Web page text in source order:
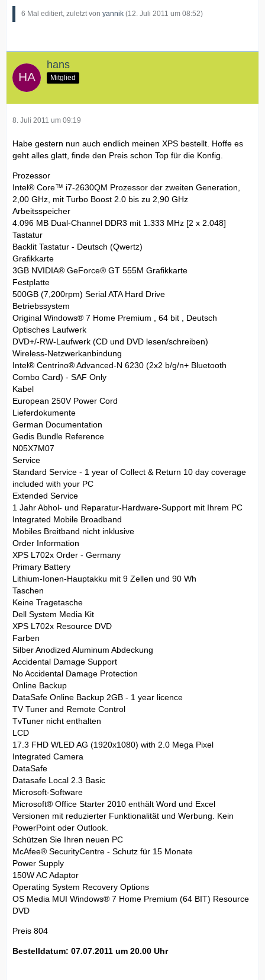
Zollabfertigung verarb Wartet auf Abfertigung.
6 Mal editiert, zuletzt von yannik (12. Juli 2011 um 08:52)
hans
Mitglied
8. Juli 2011 um 09:19
Habe gestern nun auch endlich meinen XPS bestellt. Hoffe es
geht alles glatt, finde den Preis schon Top für die Konfig.
Prozessor
Intel® Core™ i7-2630QM Prozessor der zweiten Generation,
2,00 GHz, mit Turbo Boost 2.0 bis zu 2,90 GHz
Arbeitsspeicher
4.096 MB Dual-Channel DDR3 mit 1.333 MHz [2 x 2.048]
Tastatur
Backlit Tastatur - Deutsch (Qwertz)
Grafikkarte
3GB NVIDIA® GeForce® GT 555M Grafikkarte
Festplatte
500GB (7,200rpm) Serial ATA Hard Drive
Betriebssystem
Original Windows® 7 Home Premium , 64 bit , Deutsch
Optisches Laufwerk
DVD+/-RW-Laufwerk (CD und DVD lesen/schreiben)
Wireless-Netzwerkanbindung
Intel® Centrino® Advanced-N 6230 (2x2 b/g/n+ Bluetooth
Combo Card) - SAF Only
Kabel
European 250V Power Cord
Lieferdokumente
German Documentation
Gedis Bundle Reference
N05X7M07
Service
Standard Service - 1 year of Collect & Return 10 day coverage
included with your PC
Extended Service
1 Jahr Abhol- und Reparatur-Hardware-Support mit Ihrem PC
Integrated Mobile Broadband
Mobiles Breitband nicht inklusive
Order Information
XPS L702x Order - Germany
Primary Battery
Lithium-Ionen-Hauptakku mit 9 Zellen und 90 Wh
Taschen
Keine Tragetasche
Dell System Media Kit
XPS L702x Resource DVD
Farben
Silber Anodized Aluminum Abdeckung
Accidental Damage Support
No Accidental Damage Protection
Online Backup
DataSafe Online Backup 2GB - 1 year licence
TV Tuner and Remote Control
TvTuner nicht enthalten
LCD
17.3 FHD WLED AG (1920x1080) with 2.0 Mega Pixel
Integrated Camera
DataSafe
Datasafe Local 2.3 Basic
Microsoft-Software
Microsoft® Office Starter 2010 enthält Word und Excel
Versionen mit reduzierter Funktionalität und Werbung. Kein
PowerPoint oder Outlook.
Schützen Sie Ihren neuen PC
McAfee® SecurityCentre - Schutz für 15 Monate
Power Supply
150W AC Adaptor
Operating System Recovery Options
OS Media MUI Windows® 7 Home Premium (64 BIT) Resource
DVD
Preis 804
Bestelldatum: 07.07.2011 um 20.00 Uhr